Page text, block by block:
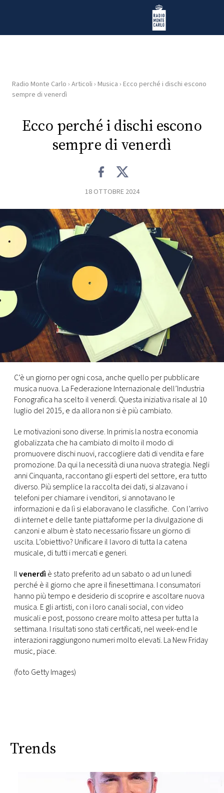
Radio Monte Carlo
HOME
RADIO
FOTO
CONCORSI
EVENTI
VIDEO
TV
PRINCIPATO
DI
MONACO
RMC
CONSIGLIA
Radio Monte Carlo › Articoli › Musica › Ecco perché i dischi escono
sempre di venerdì
Ecco perché i dischi escono
sempre di venerdì
18 OTTOBRE 2024
C’è un giorno per ogni cosa, anche quello per pubblicare
musica nuova. La Federazione Internazionale dell’Industria
Fonografica ha scelto il venerdì. Questa iniziativa risale al 10
luglio del 2015, e da allora non si è più cambiato.
Le motivazioni sono diverse. In primis la nostra economia
globalizzata che ha cambiato di molto il modo di
promuovere dischi nuovi, raccogliere dati di vendita e fare
promozione. Da qui la necessità di una nuova strategia. Negli
anni Cinquanta, raccontano gli esperti del settore, era tutto
diverso. Più semplice la raccolta dei dati, si alzavano i
telefoni per chiamare i venditori, si annotavano le
informazioni e da lì si elaboravano le classifiche. Con l’arrivo
di internet e delle tante piattaforme per la divulgazione di
canzoni e album è stato necessario fissare un giorno di
uscita. L’obiettivo? Unificare il lavoro di tutta la catena
musicale, di tutti i mercati e generi.
Ilvenerdì è stato preferito ad un sabato o ad un lunedì
perché è il giorno che apre il finesettimana. I consumatori
hanno più tempo e desiderio di scoprire e ascoltare nuova
musica. E gli artisti, con i loro canali social, con video
musicali e post, possono creare molto attesa per tutta la
settimana. I risultati sono stati certificati, nel week-end le
interazioni raggiungono numeri molto elevati. La New Friday
music, piace.
(foto Getty Images)
Trends